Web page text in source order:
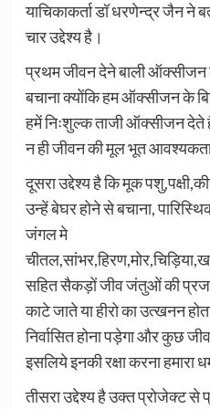
याचिकाकर्ता डॉ धरणेन्द्र जैन ने
चार उद्देश्य है।
प्रथम जीवन देने बाली ऑक्सीजन
बचाना क्योंकि हम ऑक्सीजन के
हमें निःशुल्क ताजी ऑक्सीजन देते
न ही जीवन की मूल भूत
दूसरा उद्देश्य है कि मूक
उन्हें बेघर होने से बचाना,
जंगल मे
सहित सैकड़ों जीव जंतुओं की
काटे जाते या हीरो का उत्खनन
निर्वासित होना पड़ेगा और कुछ
इसलिये इनकी रक्षा करना हमारा
तीसरा उद्देश्य है उक्त प्रोजेक्ट